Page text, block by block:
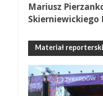
Mariusz
Skierniewickiego
Materiał reporterski